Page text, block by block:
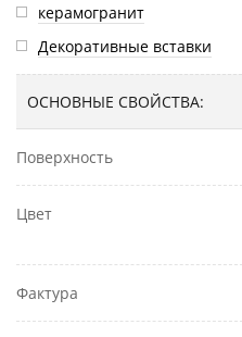
керамогранит
Декоративные вставки
ОСНОВНЫЕ СВОЙСТВА:
Поверхность
Цвет
Фактура